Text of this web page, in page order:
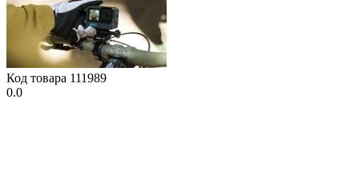
Код товара 111989
0.0